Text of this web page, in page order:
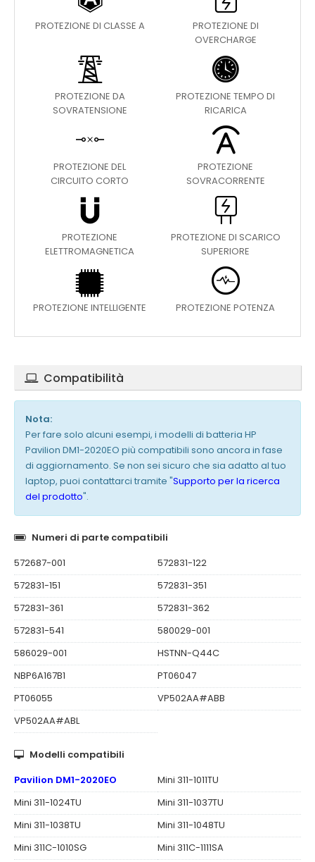
PROTEZIONE DI CLASSE A
PROTEZIONE DI
OVERCHARGE
PROTEZIONE DA
SOVRATENSIONE
PROTEZIONE TEMPO DI
RICARICA
PROTEZIONE DEL
CIRCUITO CORTO
PROTEZIONE
SOVRACORRENTE
PROTEZIONE
ELETTROMAGNETICA
PROTEZIONE DI SCARICO
SUPERIORE
PROTEZIONE INTELLIGENTE PROTEZIONE POTENZA
Compatibilità
Nota:
Per fare solo alcuni esempi, i modelli di batteria HP
Pavilion DM1-2020EO più compatibili sono ancora in fase
di aggiornamento. Se non sei sicuro che sia adatto al tuo
laptop, puoi contattarci tramite "Supporto per la ricerca
del prodotto".
Numeri di parte compatibili
572687-001
572831-122
572831-151
572831-351
572831-361
572831-362
572831-541
580029-001
586029-001
HSTNN-Q44C
NBP6A167B1
PT06047
PT06055
VP502AA#ABB
VP502AA#ABL
Modelli compatibili
Pavilion DM1-2020EO
Mini 311-1011TU
Mini 311-1024TU
Mini 311-1037TU
Mini 311-1038TU
Mini 311-1048TU
Mini 311C-1010SG
Mini 311C-1111SA